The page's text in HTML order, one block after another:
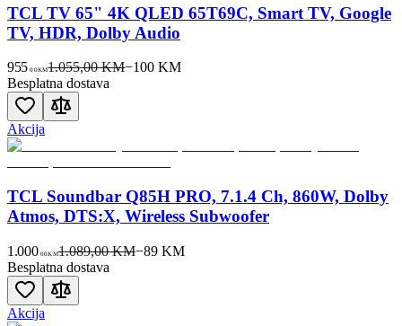
TCL TV 65" 4K QLED 65T69C, Smart TV, Google
TV, HDR, Dolby Audio
955 00KM1.055,00 KM−100 KM
Besplatna dostava
Akcija
TCL Soundbar Q85H PRO, 7.1.4 Ch, 860W, Dolby
Atmos, DTS:X, Wireless Subwoofer
1.000 00KM1.089,00 KM−89KM
Besplatna dostava
Akcija